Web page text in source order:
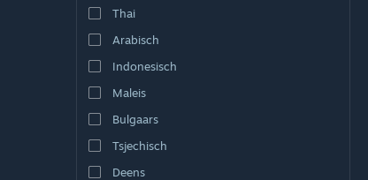
Thai
Arabisch
Indonesisch
Maleis
Bulgaars
Tsjechisch
Deens